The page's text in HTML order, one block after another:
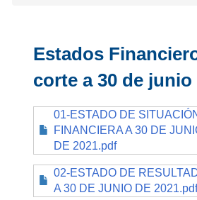
Estados
corte a 30 de junio
01-ESTADO DE
FINANCIERA A 30 DE
DE 2021.pdf
02-ESTADO DE
A 30 DE JUNIO DE